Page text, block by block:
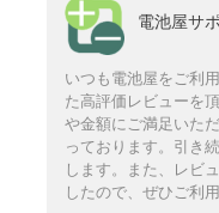
電池屋サ
いつも電池屋をご利
た高評価レビューを
や金額にご満足いた
っております。引き
します。また、レビ
したので、ぜひご利